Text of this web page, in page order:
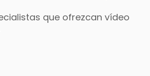
que ofrezcan vídeo